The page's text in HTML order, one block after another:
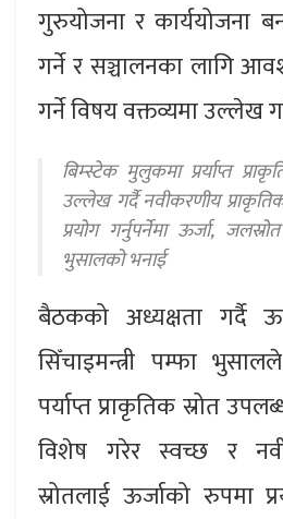
गुरुयोजना र कार्ययोजना
गर्ने र सञ्चालनका लागि
गर्ने विषय वक्तव्यमा उल्लेख
बिम्स्टेक मुलुकमा प्रर्याप्त
उल्लेख गर्दै नवीकरणीय
प्रयोग गर्नुपर्नेमा ऊर्जा,
भुसालको भनाई
बैठकको अध्यक्षता गर्दै
सिँचाइमन्त्री पम्फा
पर्याप्त प्राकृतिक स्रोत
विशेष गरेर स्वच्छ र
स्रोतलाई ऊर्जाको रुपमा